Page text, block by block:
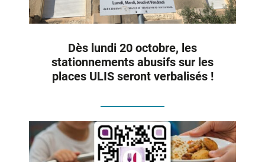
Dès lundi 20 octobre, les
stationnements abusifs sur les
places ULIS seront verbalisés !